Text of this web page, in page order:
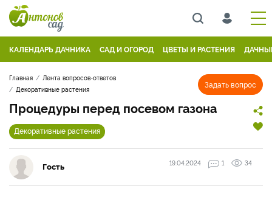
КАЛЕНДАРЬ ДАЧНИКА САД И ОГОРОД ЦВЕТЫ И РАСТЕНИЯ
Задать вопрос
Главная
Лента вопросов-ответов
Декоративные растения
Процедуры перед посевом газона
Декоративные растения
Гость 19.04.2024 1 34